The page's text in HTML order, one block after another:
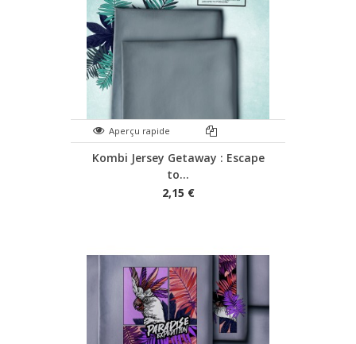
Aperçu rapide
Kombi Jersey Getaway : Escape
to...
2,15 €